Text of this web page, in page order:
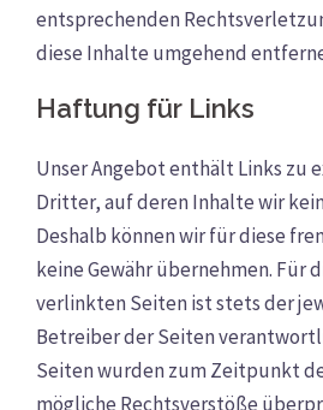
entsprechenden
diese Inhalte umgehend
Haftung für Links
Unser Angebot enthält Links zu
Dritter, auf deren Inhalte wir
Deshalb können wir für diese
keine Gewähr übernehmen. Für
verlinkten Seiten ist stets der
Betreiber der Seiten
Seiten wurden zum Zeitpunkt
mögliche Rechtsverstöße